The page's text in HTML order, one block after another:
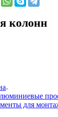
колонн
для